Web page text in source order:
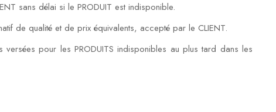
sans délai si le PRODUIT est indisponible.
de qualité et de prix équivalents, accepté par le CLIENT.
pour les PRODUITS indisponibles au plus tard dans les